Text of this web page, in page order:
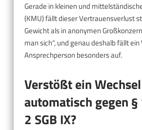
Gerade in kleinen und
(KMU) fällt dieser Vertrauensverlust
Gewicht als in anonymen
man sich“, und genau deshalb fällt
Ansprechperson besonders auf.
Verstößt ein Wechsel
automatisch gegen
2 SGB IX?